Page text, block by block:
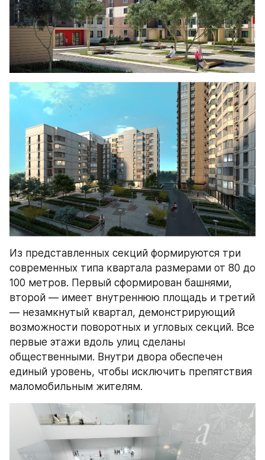
Из представленных секций формируются три
современных типа квартала размерами от 80 до
100 метров. Первый сформирован башнями,
второй — имеет внутреннюю площадь и третий
— незамкнутый квартал, демонстрирующий
возможности поворотных и угловых секций. Все
первые этажи вдоль улиц сделаны
общественными. Внутри двора обеспечен
единый уровень, чтобы исключить препятствия
маломобильным жителям.